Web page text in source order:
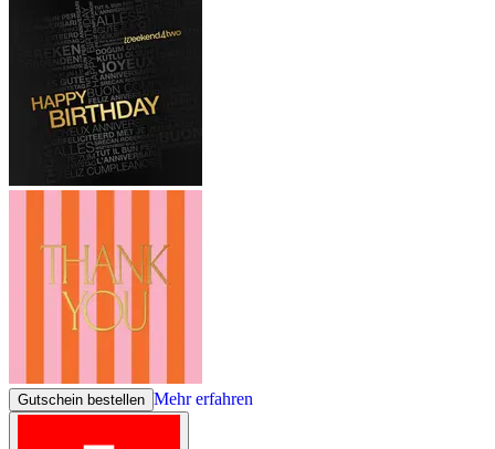
Gutschein bestellen Mehr erfahren